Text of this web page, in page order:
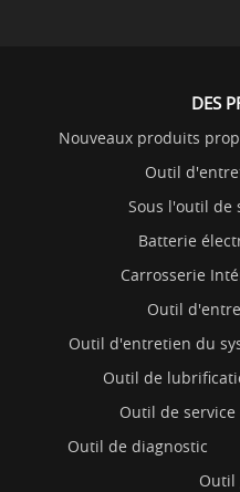
DES
Nouveaux produits
Outil
Sous l'outil de
Batterie
Carrosserie
Outil
Outil d'entretien du
Outil de
Outil de
Outil de diagnostic
Outil